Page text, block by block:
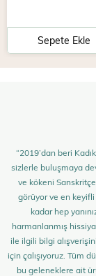
Sepete Ekle
“2019’dan beri
sizlerle buluşmaya
ve kökeni
görüyor ve en
kadar hep
harmanlanmış
ile ilgili bilgi
için çalışıyoruz. Tüm
bu geleneklere ait